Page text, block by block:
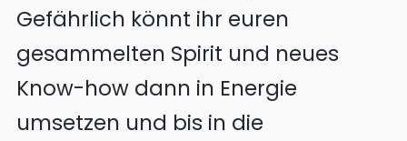
Gefährlich könnt ihr euren
gesammelten Spirit und neues
Know-how dann in Energie
umsetzen und bis in die